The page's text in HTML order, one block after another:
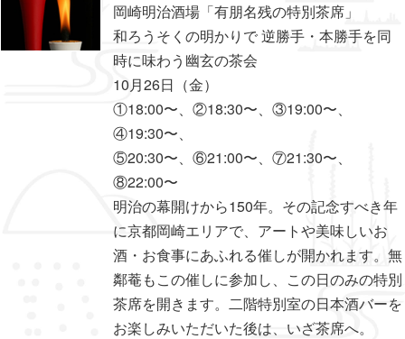
岡崎明治酒場「有朋名残の特別茶席」
和ろうそくの明かりで 逆勝手・本勝手を同
時に味わう幽玄の茶会
10月26日（金）
①18:00〜、②18:30〜、③19:00〜、
④19:30〜、
⑤20:30〜、⑥21:00〜、⑦21:30〜、
⑧22:00〜
明治の幕開けから150年。その記念すべき年
に京都岡崎エリアで、アートや美味しいお
酒・お食事にあふれる催しが開かれます。無
鄰菴もこの催しに参加し、この日のみの特別
茶席を開きます。二階特別室の日本酒バーを
お楽しみいただいた後は、いざ茶席へ。